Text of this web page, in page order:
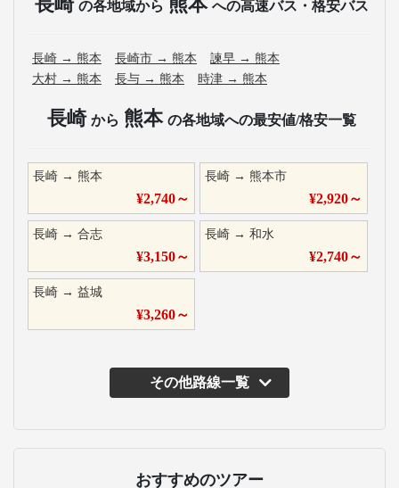
の各地域から への高速バス・格安バス
長崎 → 熊本 長崎市 → 熊本 諫早 → 熊本
大村 → 熊本 長与 → 熊本 時津 → 熊本
長崎 から 熊本 の各地域への最安値/格安一覧
長崎 → 熊本
¥2,740～
長崎 →熊本市
¥2,920～
長崎 → 合志
¥3,150～
長崎 →和水
¥2,740～
長崎 → 益城
¥3,260～
その他路線一覧
おすすめのツアー